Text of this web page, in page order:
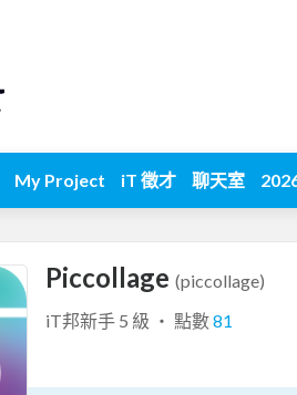
My Project iT 徵才 聊天室
Piccollage (piccollage)
iT邦新手 5 級 ‧ 點數81